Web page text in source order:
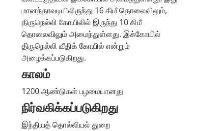
மானந்தாவடியிலிருந்து 16 கிமீ தொலைவிலும்,
திருநெல்லி கோயிலில் இருந்து 10 கிமீ
தொலைவிலும் அமைந்துள்ளது. இக்கோயில்
திருநெல்லி வீதிக் கோயில் என்றும்
அழைக்கப்படுகிறது.
காலம்
1200 ஆண்டுகள் பழமையானது
நிர்வகிக்கப்படுகிறது
இந்தியத் தொல்லியல் துறை